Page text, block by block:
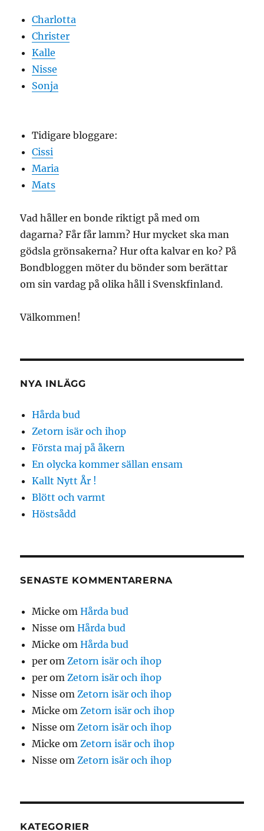
Charlotta
Christer
Kalle
Nisse
Sonja
Tidigare bloggare:
Cissi
Maria
Mats
Vad håller en bonde riktigt på med om
dagarna? Får får lamm? Hur mycket ska man
gödsla grönsakerna? Hur ofta kalvar en ko? På
Bondbloggen möter du bönder som berättar
om sin vardag på olika håll i Svenskfinland.
Välkommen!
NYA INLÄGG
Hårda bud
Zetorn isär och ihop
Första maj på åkern
En olycka kommer sällan ensam
Kallt Nytt År !
Blött och varmt
Höstsådd
SENASTE KOMMENTARERNA
Micke omHårda bud
Nisse omHårda bud
Micke omHårda bud
per om Zetorn isär och ihop
per om Zetorn isär och ihop
Nisse om Zetorn isär och ihop
Micke om Zetorn isär och ihop
Nisse om Zetorn isär och ihop
Micke om Zetorn isär och ihop
Nisse om Zetorn isär och ihop
KATEGORIER